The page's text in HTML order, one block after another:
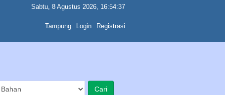
Sabtu, 8 Agustus 2026, 16:54:37
Tampung Login Registrasi